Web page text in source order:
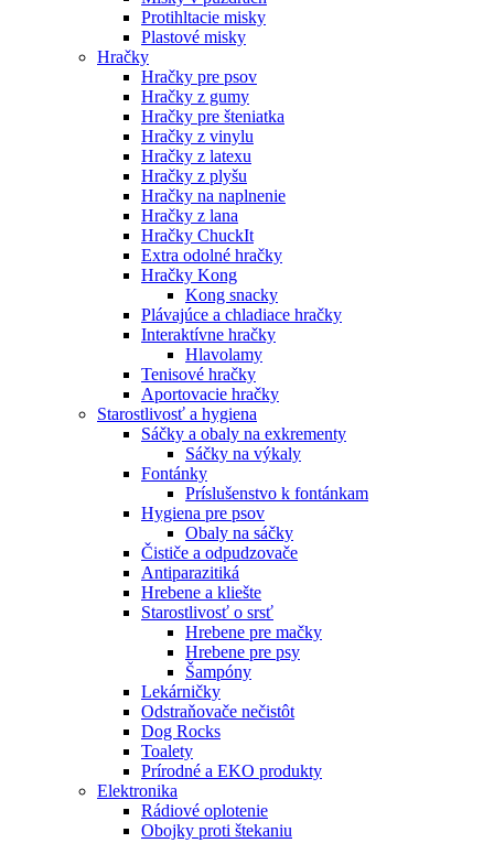
Protihltacie misky
Plastové misky
Hračky
Hračky pre psov
Hračky z gumy
Hračky pre šteniatka
Hračky z vinylu
Hračky z latexu
Hračky z plyšu
Hračky na naplnenie
Hračky z lana
Hračky ChuckIt
Extra odolné hračky
Hračky Kong
Kong snacky
Plávajúce a chladiace hračky
Interaktívne hračky
Hlavolamy
Tenisové hračky
Aportovacie hračky
Starostlivosť a hygiena
Sáčky a obaly na exkrementy
Sáčky na výkaly
Fontánky
Príslušenstvo k fontánkam
Hygiena pre psov
Obaly na sáčky
Čističe a odpudzovače
Antiparazitiká
Hrebene a kliešte
Starostlivosť o srsť
Hrebene pre mačky
Hrebene pre psy
Šampóny
Lekárničky
Odstraňovače nečistôt
Dog Rocks
Toalety
Prírodné a EKO produkty
Elektronika
Rádiové oplotenie
Obojky proti štekaniu